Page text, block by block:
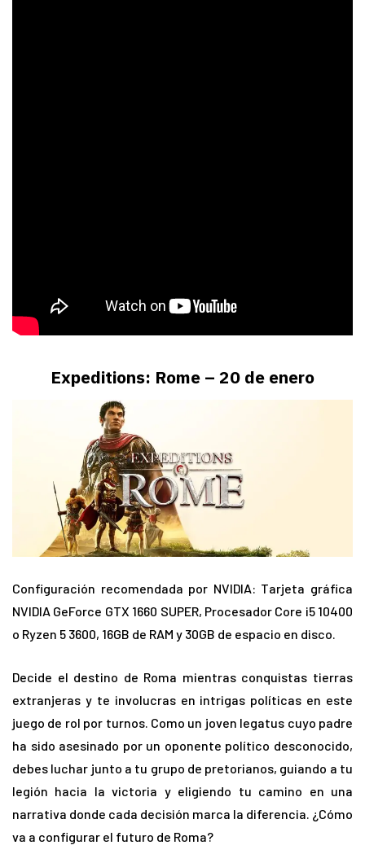
Expeditions: Rome – 20 de enero
Configuración recomendada por NVIDIA: Tarjeta gráfica
NVIDIA GeForce GTX 1660 SUPER, Procesador Core i5 10400
o Ryzen 5 3600, 16GB de RAM y 30GB de espacio en disco.
Decide el destino de Roma mientras conquistas tierras
extranjeras y te involucras en intrigas políticas en este
juego de rol por turnos. Como un joven legatus cuyo padre
ha sido asesinado por un oponente político desconocido,
debes luchar junto a tu grupo de pretorianos, guiando a tu
legión hacia la victoria y eligiendo tu camino en una
narrativa donde cada decisión marca la diferencia. ¿Cómo
va a configurar el futuro de Roma?